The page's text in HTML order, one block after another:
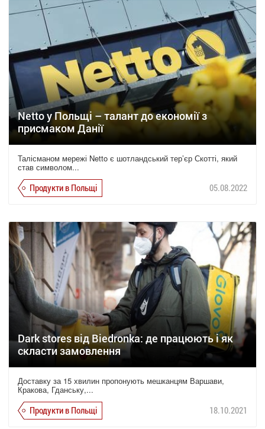
Netto у Польщі – талант до економії з
присмаком Данії
Талісманом мережі Netto є шотландський тер’єр Скотті, який
став символом...
Продукти в Польщі 05.08.2022
Dark stores від Biedronka: де працюють і як
скласти замовлення
Доставку за 15 хвилин пропонують мешканцям Варшави,
Кракова, Гданську,...
Продукти в Польщі 18.10.2021